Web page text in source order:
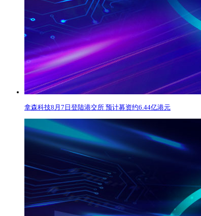
拿森科技8月7日登陆港交所 预计募资约6.44亿港元